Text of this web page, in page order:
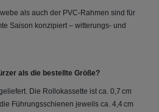
als auch der PVC-Rahmen sind für
Saison konzipiert – witterungs- und
als die bestellte Größe?
Die Rollokassette ist ca. 0,7 cm
Führungsschienen jeweils ca. 4,4 cm